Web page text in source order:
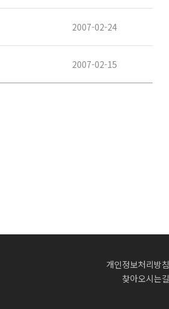
2007-02-24
2007-02-15
개인정보처리방침
찾아오시는길